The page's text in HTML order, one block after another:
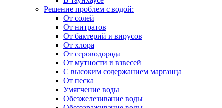
Решение проблем с водой:
От солей
От нитратов
От бактерий и вирусов
От хлора
От сероводорода
От мутности и взвесей
С высоким содержанием марганца
От песка
Умягчение воды
Обезжелезивание воды